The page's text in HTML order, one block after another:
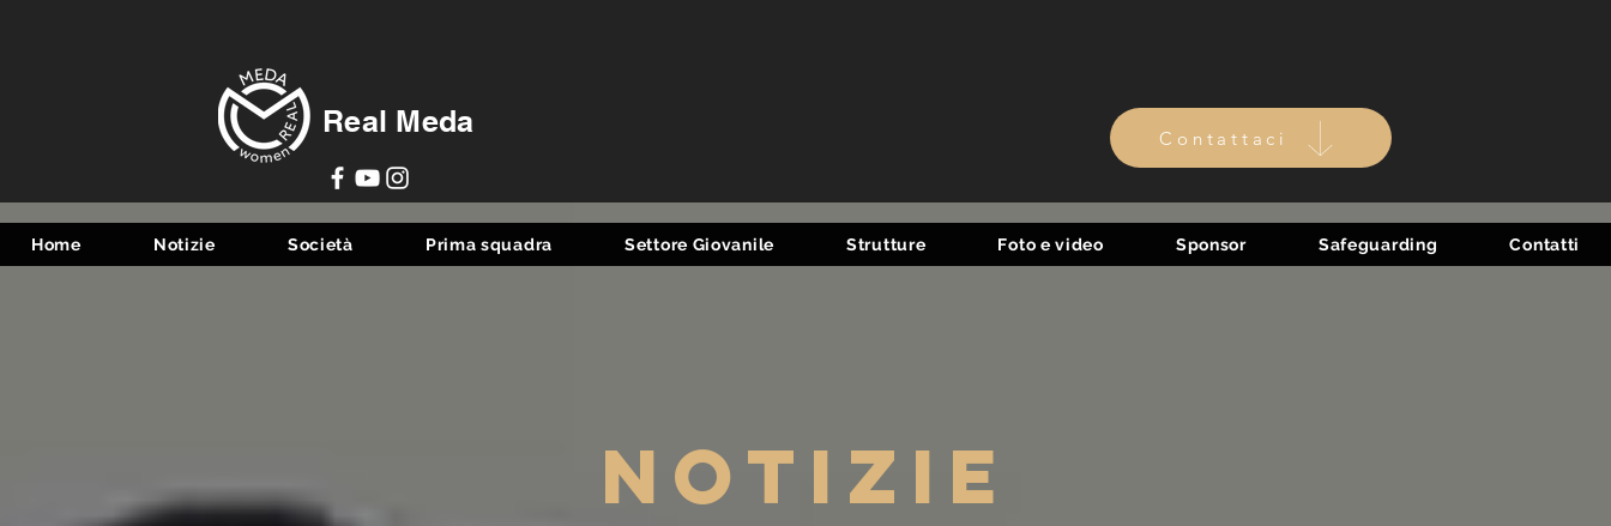
Real Meda Contattaci
Home Notizie Società Prima squadra Settore Giovanile Strutture Foto e video Sponsor Safeguarding Contatti
notizie